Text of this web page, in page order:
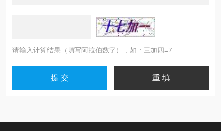
请输入计算结果（填写阿拉伯数字），如：三加四=7